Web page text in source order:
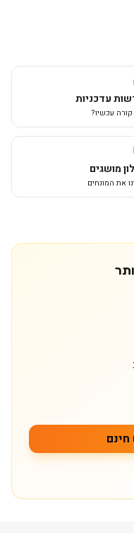
עדכניות
עכשיו?
מושגים
את המונחים